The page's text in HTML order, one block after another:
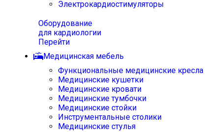
Электрокардиостимуляторы
Оборудование
для кардиологии
Перейти
Медицинская мебель
Функциональные медицинские кресла
Медицинские кушетки
Медицинские кровати
Медицинские тумбочки
Медицинские стойки
Инструментальные столики
Медицинские стулья